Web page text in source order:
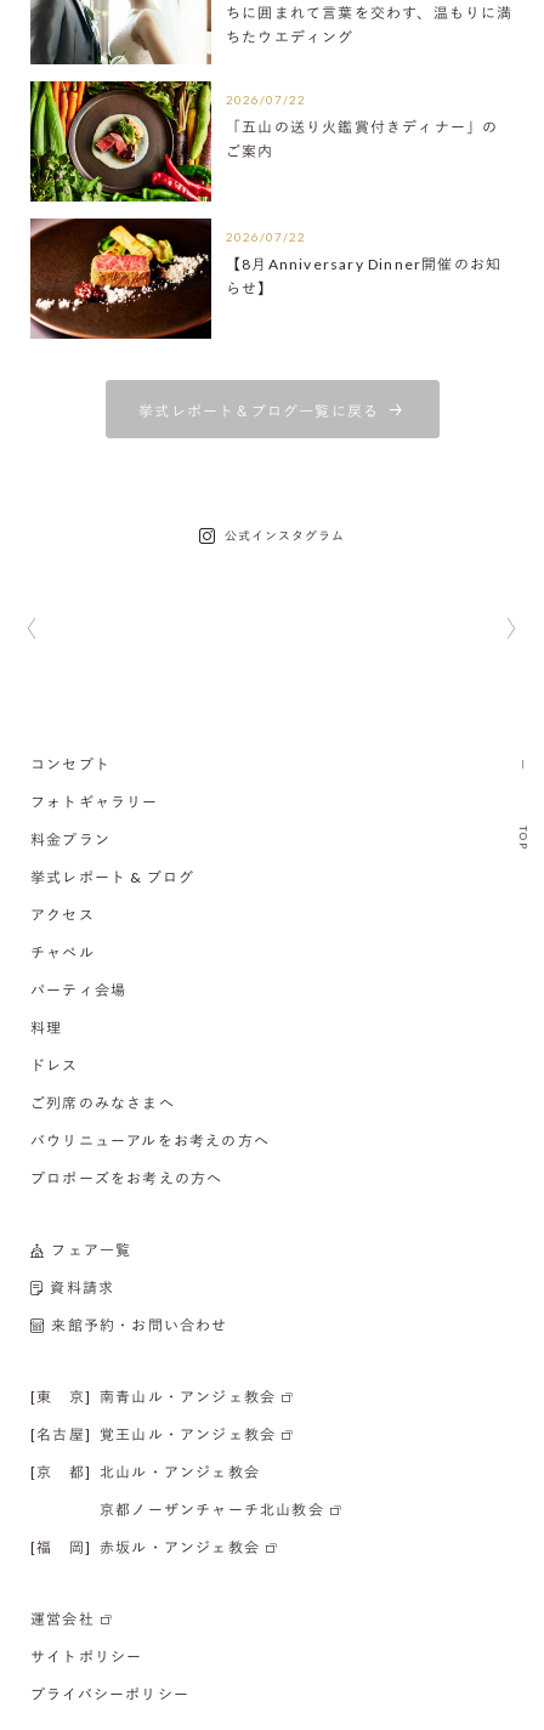
ちに囲まれて言葉を交わす、温もりに満
ちたウエディング
2026/07/22
「五山の送り火鑑賞付きディナー」の
ご案内
2026/07/22
【8月Anniversary Dinner開催のお知
らせ】
挙式レポート＆ブログ一覧に戻る
公式インスタグラム
TOP
コンセプト
フォトギャラリー
料金プラン
挙式レポート & ブログ
アクセス
チャペル
パーティ会場
料理
ドレス
ご列席のみなさまへ
バウリニューアルをお考えの方へ
プロポーズをお考えの方へ
フェア一覧
資料請求
来館予約・お問い合わせ
[東 京] 南青山ル・アンジェ教会
[名古屋] 覚王山ル・アンジェ教会
[京 都] 北山ル・アンジェ教会
京都ノーザンチャーチ北山教会
[福 岡] 赤坂ル・アンジェ教会
運営会社
サイトポリシー
プライバシーポリシー